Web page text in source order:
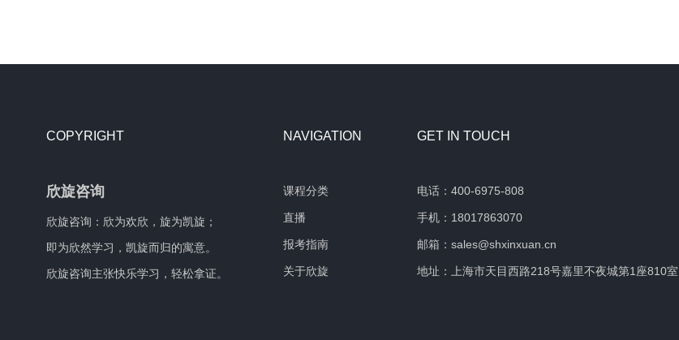
COPYRIGHT
欣旋咨询
欣旋咨询：欣为欢欣，旋为凯旋；
即为欣然学习，凯旋而归的寓意。
欣旋咨询主张快乐学习，轻松拿证。
NAVIGATION
课程分类
直播
报考指南
关于欣旋
GET IN TOUCH
电话：400-6975-808
手机：18017863070
邮箱：sales@shxinxuan.cn
地址：上海市天目西路218号嘉里不夜城第1座810室